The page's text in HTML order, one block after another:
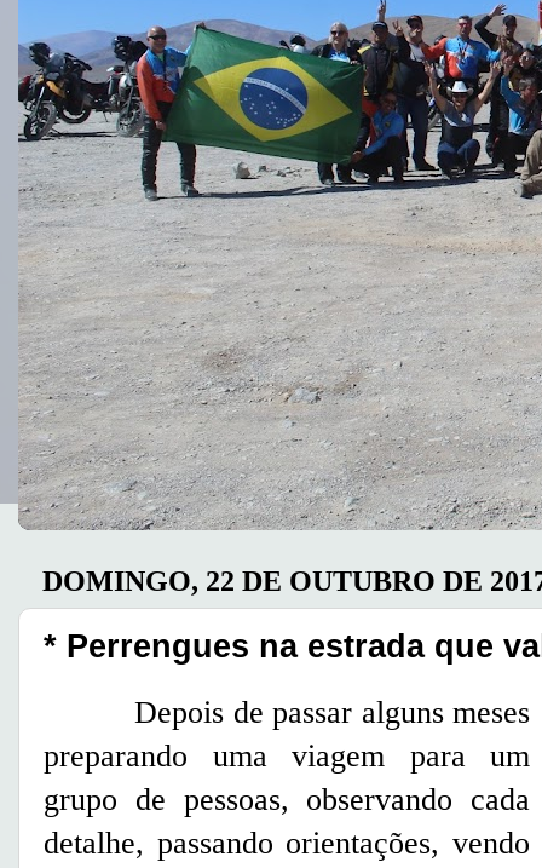
DOMINGO, 22 DE OUTUBRO DE
* Perrengues na estrada que
Depois de passar alguns meses
preparando uma viagem para um
grupo de pessoas, observando cada
detalhe, passando orientações, vendo